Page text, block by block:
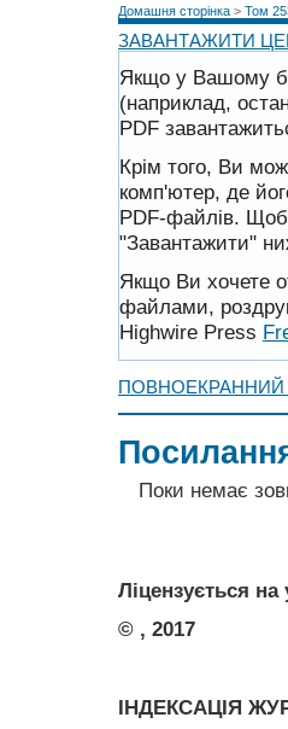
Домашня сторінка > Том
ЗАВАНТАЖИТИ
Якщо у Вашому
(наприклад,
PDF
Крім того, Ви
комп'ютер, де
PDF-файлів.
"Завантажити"
Якщо Ви хочете
файлами,
Highwire Press
Поки немає
Ліцензується
© , 2017
ІНДЕКСАЦІЯ